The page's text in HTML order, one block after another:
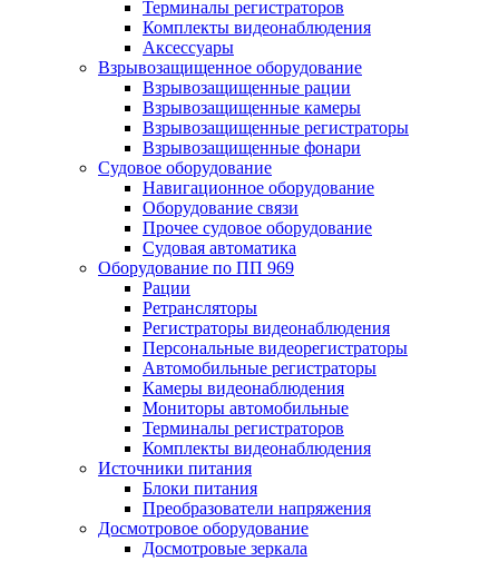
Терминалы регистраторов
Комплекты видеонаблюдения
Аксессуары
Взрывозащищенное оборудование
Взрывозащищенные рации
Взрывозащищенные камеры
Взрывозащищенные регистраторы
Взрывозащищенные фонари
Судовое оборудование
Навигационное оборудование
Оборудование связи
Прочее судовое оборудование
Судовая автоматика
Оборудование по ПП 969
Рации
Ретрансляторы
Регистраторы видеонаблюдения
Персональные видеорегистраторы
Автомобильные регистраторы
Камеры видеонаблюдения
Мониторы автомобильные
Терминалы регистраторов
Комплекты видеонаблюдения
Источники питания
Блоки питания
Преобразователи напряжения
Досмотровое оборудование
Досмотровые зеркала